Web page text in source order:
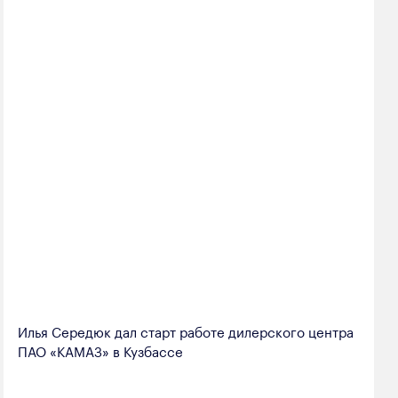
Илья Середюк дал старт работе дилерского центра
ПАО «КАМАЗ» в Кузбассе